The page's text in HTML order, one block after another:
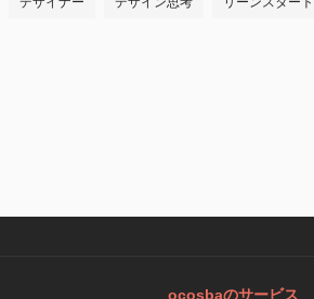
ocosbaのサービス